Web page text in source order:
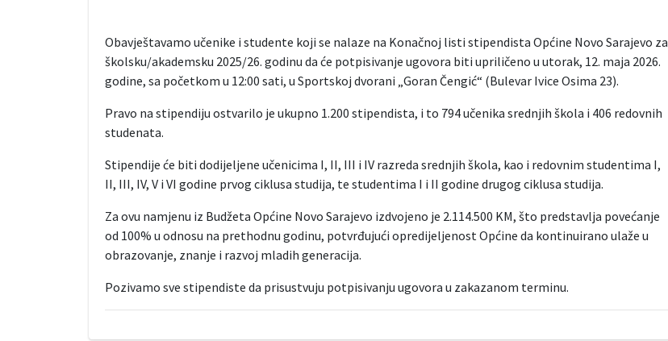
Obavještavamo učenike i studente koji se nalaze na Konačnoj listi stipendista Općine Novo Sarajevo za
školsku/akademsku 2025/26. godinu da će potpisivanje ugovora biti upriličeno u utorak, 12. maja 2026.
godine, sa početkom u 12:00 sati, u Sportskoj dvorani „Goran Čengić“ (Bulevar Ivice Osima 23).
Pravo na stipendiju ostvarilo je ukupno 1.200 stipendista, i to 794 učenika srednjih škola i 406 redovnih
studenata.
Stipendije će biti dodijeljene učenicima I, II, III i IV razreda srednjih škola, kao i redovnim studentima I,
II, III, IV, V i VI godine prvog ciklusa studija, te studentima I i II godine drugog ciklusa studija.
Za ovu namjenu iz Budžeta Općine Novo Sarajevo izdvojeno je 2.114.500 KM, što predstavlja povećanje
od 100% u odnosu na prethodnu godinu, potvrđujući opredijeljenost Općine da kontinuirano ulaže u
obrazovanje, znanje i razvoj mladih generacija.
Pozivamo sve stipendiste da prisustvuju potpisivanju ugovora u zakazanom terminu.